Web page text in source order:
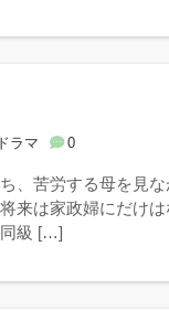
ラマ 0
、苦労する母を見
来は家政婦にだけ
同級 […]